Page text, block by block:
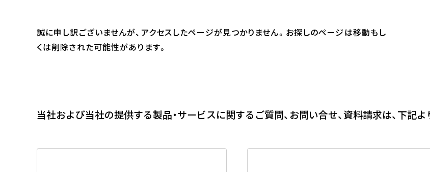
誠に申し訳ございませんが、アクセスしたページが見つかりません。お探しのページは移動もし
くは削除された可能性があります。
当社および当社の提供する製品・サービスに関するご質問、お問い合せ、資料請求は、下記よ